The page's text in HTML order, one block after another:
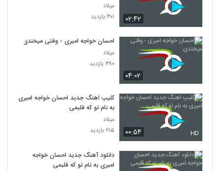
۰۲:۴۲
میلاد
۳۰۱ بازدید
۰۴:۰۲
احسان خواجه امیری - وقتی میخندی
میلاد
۳۸۰ بازدید
۰۰:۵۴ HD
کلیپ اهنگ جدید احسان خواجه امیری
به نام تو که قلبمی
میلاد
۲۱۵ بازدید
دانلود آهنگ جدید احسان خواجه
امیری به نام تو که قلبمی